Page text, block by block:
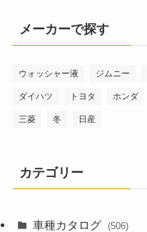
メーカーで探す
ウォッシャー液 ジムニー
ダイハツ トヨタ ホンダ
三菱 冬 日産
カテゴリー
車種カタログ (506)